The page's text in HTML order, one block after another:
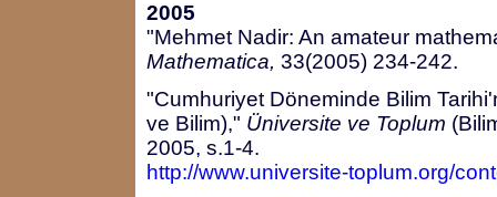
2005
"Mehmet Nadir: An amateur
Mathematica, 33(2005) 234-242.
"Cumhuriyet Döneminde Bilim
ve Bilim)," Üniversite ve Toplum
2005, s.1-4.
http://www.universite-toplum.org/